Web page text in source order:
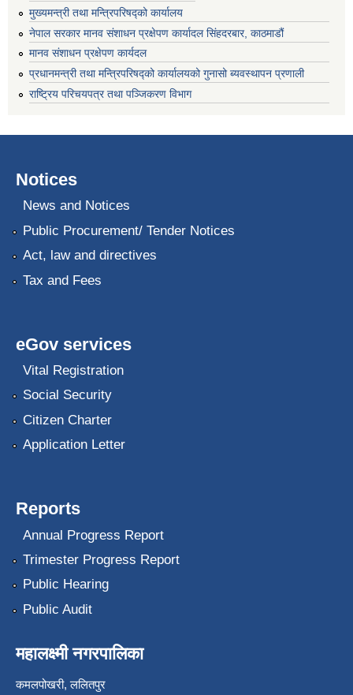
मुख्यमन्त्री तथा मन्त्रिपरिषद्को कार्यालय
नेपाल सरकार मानव संशाधन प्रक्षेपण कार्यादल सिंहदरबार, काठमाडौं
मानव संशाधन प्रक्षेपण कार्यदल
प्रधानमन्त्री तथा मन्त्रिपरिषद्को कार्यालयको गुनासो ब्यवस्थापन प्रणाली
राष्ट्रिय परिचयपत्र तथा पञ्जिकरण विभाग
Notices
News and Notices
Public Procurement/ Tender Notices
Act, law and directives
Tax and Fees
eGov services
Vital Registration
Social Security
Citizen Charter
Application Letter
Reports
Annual Progress Report
Trimester Progress Report
Public Hearing
Public Audit
महालक्ष्मी नगरपालिका
कमलपोखरी, ललितपुर